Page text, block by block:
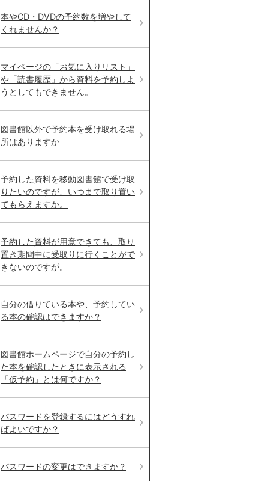
本やCD・DVDの予約数を増やして
くれませんか？
マイページの「お気に入りリスト」
や「読書履歴」から資料を予約しよ
うとしてもできません。
図書館以外で予約本を受け取れる場
所はありますか
予約した資料を移動図書館で受け取
りたいのですが、いつまで取り置い
てもらえますか。
予約した資料が用意できても、取り
置き期間中に受取りに行くことがで
きないのですが。
自分の借りている本や、予約してい
る本の確認はできますか？
図書館ホームページで自分の予約し
た本を確認したときに表示される
「仮予約」とは何ですか？
パスワードを登録するにはどうすれ
ばよいですか？
パスワードの変更はできますか？